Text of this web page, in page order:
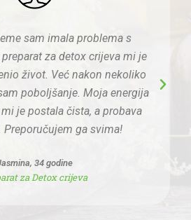
sam imala problema s
za detox crijeva mi je
život. Već nakon nekoliko
poboljšanje. Moja energija
je postala čista, a probava
Preporučujem ga svima!
34 godine
za Detox crijeva